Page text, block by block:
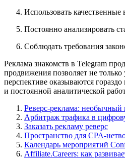
Использовать
Постоянно анализировать
Соблюдать требования
Реклама знакомств в Telegram
продвижения позволяет не
перспективе оказываются
и постоянной аналитической
Реверс-реклама: необычный
Арбитраж трафика в
Заказать рекламу реверс
Пространство для CPA-
Календарь мероприятий
Affiliate.Careers: как